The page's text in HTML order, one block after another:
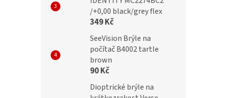
/+0,00 black/grey flex
349 Kč
SeeVision Brýle na
počítač B4002 tartle
brown
90 Kč
Dioptrické brýle na
399 Kč